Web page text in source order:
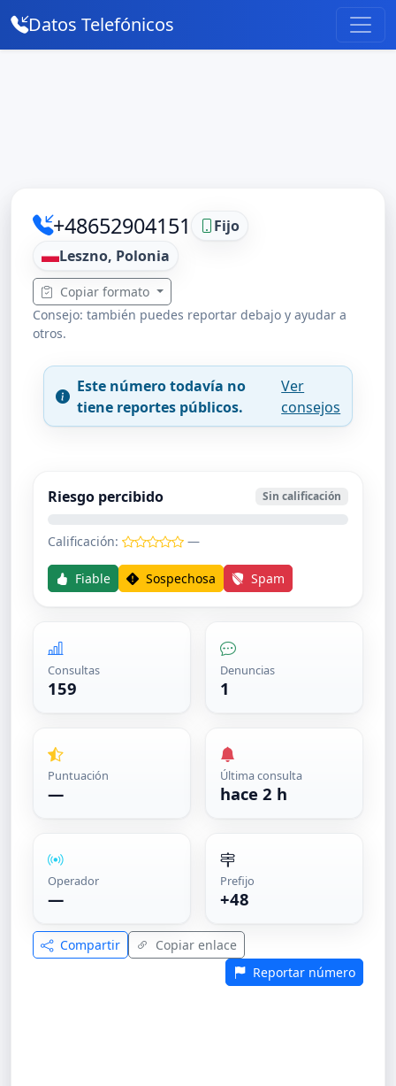
Datos Telefónicos
+48652904151
Fijo
Leszno, Polonia
Copiar formato
Consejo: también puedes reportar debajo y ayudar a
otros.
Este número todavía no
tiene reportes públicos.
Ver
consejos
Riesgo percibido Sin calificación
Calificación: —
Fiable Sospechosa Spam
Consultas
159
Denuncias
1
Puntuación
—
Última consulta
hace 2 h
Operador
—
Prefijo
+48
Compartir
Copiar enlace
Reportar número